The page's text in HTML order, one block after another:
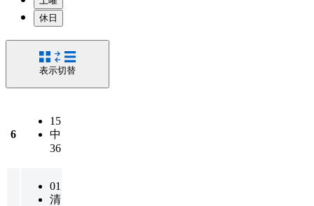
休日
表示切替
6
15
中
36
01
清